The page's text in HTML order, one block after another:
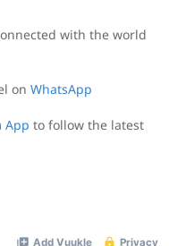
with the world
on WhatsApp
App to follow the latest